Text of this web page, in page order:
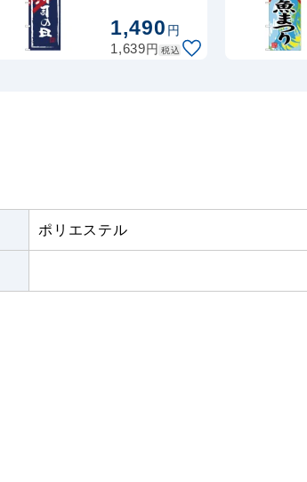
注水型マルチのぼりスタンド
20L
1,490円
1,639円 税込
ポリエステル